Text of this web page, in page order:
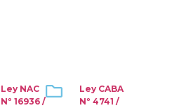
Ley NAC
Nº 16936 /
Ley CABA
Nº 4741 /